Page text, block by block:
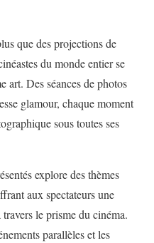
que des projections de
du monde entier se
art. Des séances de photos
glamour, chaque moment
sous toutes ses
explore des thèmes
aux spectateurs une
le prisme du cinéma.
parallèles et les